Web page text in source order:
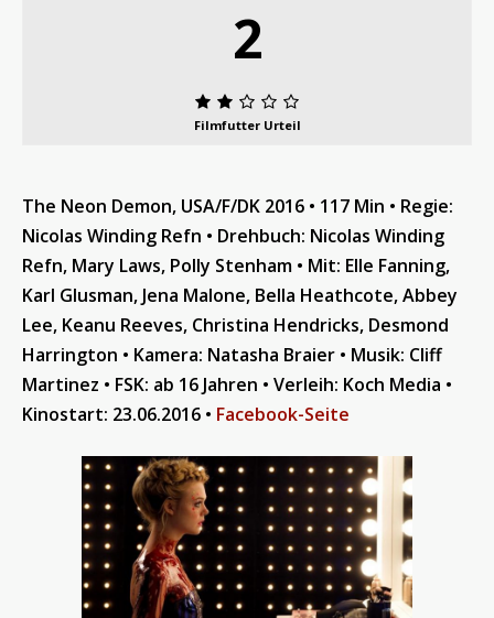
2
Filmfutter Urteil
The Neon Demon, USA/F/DK 2016 • 117 Min • Regie:
Nicolas Winding Refn • Drehbuch: Nicolas Winding
Refn, Mary Laws, Polly Stenham • Mit: Elle Fanning,
Karl Glusman, Jena Malone, Bella Heathcote, Abbey
Lee, Keanu Reeves, Christina Hendricks, Desmond
Harrington • Kamera: Natasha Braier • Musik: Cliff
Martinez • FSK: ab 16 Jahren • Verleih: Koch Media •
Kinostart: 23.06.2016 • Facebook-Seite